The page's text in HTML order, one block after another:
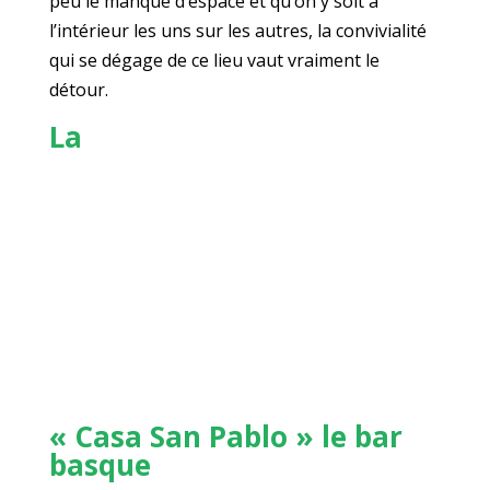
l’intérieur les uns sur les autres, la convivialité
qui se dégage de ce lieu vaut vraiment le
détour.
La
« Casa San Pablo » le bar
basque